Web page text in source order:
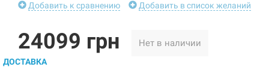
Добавить к сравнению
Добавить в список желаний
24099 грн Нет в наличии
ДОСТАВКА